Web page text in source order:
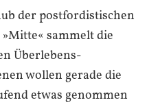
der postfordistischen
sammelt die
Überlebens­
wollen gerade die
etwas genommen